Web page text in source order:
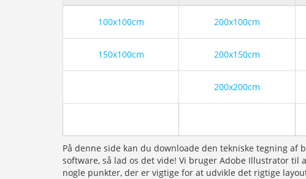
100x100cm 200x100cm
150x100cm 200x150cm
200x200cm
På denne side kan du downloade den tekniske tegning
software, så lad os det vide! Vi bruger Adobe Illustrator
nogle punkter, der er vigtige for at udvikle det rigtige